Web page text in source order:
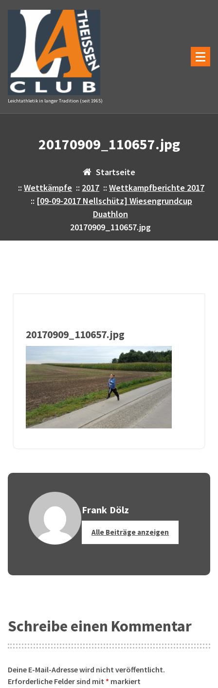
Inhalt
springen
Leichtathletik in langer Tradition (seit 1965)
20170909_110657.jpg
Startseite
::Wettkämpfe :: 2017 ::Wettkampfberichte 2017
:: [09-09-2017 Nellschütz] Wiesengrundcup
Duathlon
20170909_110657.jpg
20170909_110657.jpg
Frank Dölz
Alle Beiträge anzeigen
Schreibe einen Kommentar
Deine E-Mail-Adresse wird nicht veröffentlicht.
Erforderliche Felder sind mit * markiert